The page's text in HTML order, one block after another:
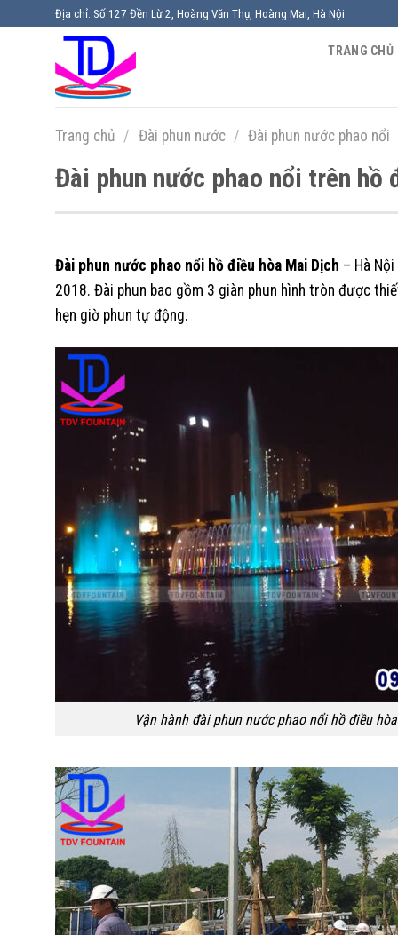
Địa chỉ: Số 127 Đền Lừ 2, Hoàng Văn Thụ, Hoàng Mai, Hà Nội
TRANG CHỦ
Trang chủ / Đài phun nước / Đài phun nước phao nổi
Đài phun nước phao nổi trên hồ
Đài phun nước phao nổi hồ điều hòa Mai Dịch – Hà
2018. Đài phun bao gồm 3 giàn phun hình tròn được
hẹn giờ phun tự động.
Vận hành đài phun nước phao nổi hồ điều